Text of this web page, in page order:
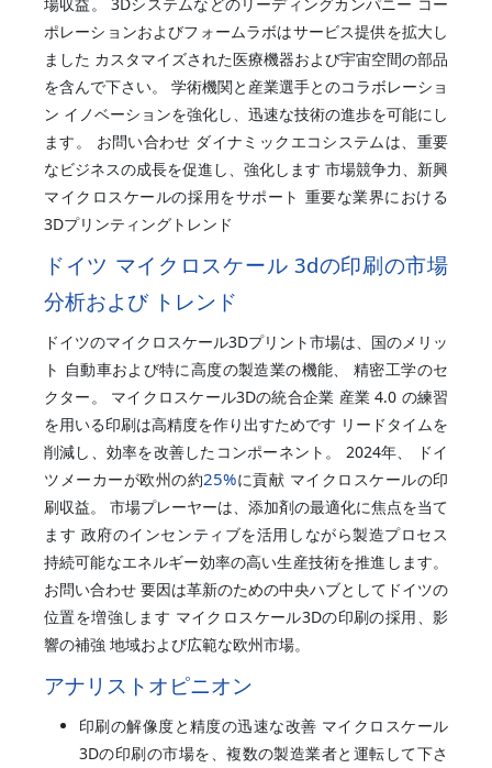
ポレーションおよびフォームラボはサービス提供を拡大し
ました カスタマイズされた医療機器および宇宙空間の部品
を含んで下さい。 学術機関と産業選手とのコラボレーショ
ン イノベーションを強化し、迅速な技術の進歩を可能にし
ます。 お問い合わせ ダイナミックエコシステムは、重要
なビジネスの成長を促進し、強化します 市場競争力、新興
マイクロスケールの採用をサポート 重要な業界における
3Dプリンティングトレンド
ドイツ マイクロスケール 3dの印刷の市場
分析および トレンド
ドイツのマイクロスケール3Dプリント市場は、国のメリッ
ト 自動車および特に高度の製造業の機能、 精密工学のセ
クター。 マイクロスケール3Dの統合企業 産業 4.0 の練習
を用いる印刷は高精度を作り出すためです リードタイムを
削減し、効率を改善したコンポーネント。 2024年、 ドイ
ツメーカーが欧州の約25%に貢献 マイクロスケールの印
刷収益。 市場プレーヤーは、添加剤の最適化に焦点を当て
ます 政府のインセンティブを活用しながら製造プロセス
持続可能なエネルギー効率の高い生産技術を推進します。
お問い合わせ 要因は革新のための中央ハブとしてドイツの
位置を増強します マイクロスケール3Dの印刷の採用、影
響の補強 地域および広範な欧州市場。
アナリストオピニオン
印刷の解像度と精度の迅速な改善 マイクロスケール
3Dの印刷の市場を、複数の製造業者と運転して下さ